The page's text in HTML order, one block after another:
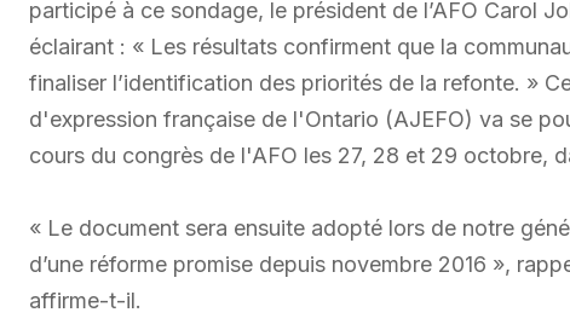
participé à ce sondage, le président de l’AFO Carol
éclairant : « Les résultats confirment que la
finaliser l’identification des priorités de la refonte. »
d'expression française de l'Ontario (AJEFO) va se
cours du congrès de l'AFO les 27, 28 et 29 octobre,
« Le document sera ensuite adopté lors de notre
d’une réforme promise depuis novembre 2016 »,
affirme-t-il.